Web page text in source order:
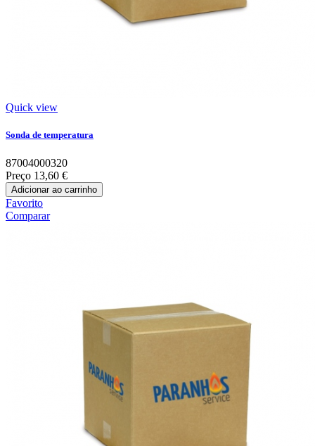
Quick view
Sonda de temperatura
87004000320
Preço 13,60 €
Adicionar ao carrinho
Favorito
Comparar